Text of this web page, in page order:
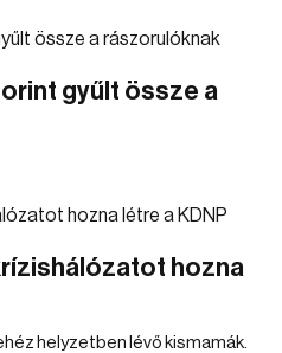
gyűlt össze a
hozna
helyzetben lévő kismamák.